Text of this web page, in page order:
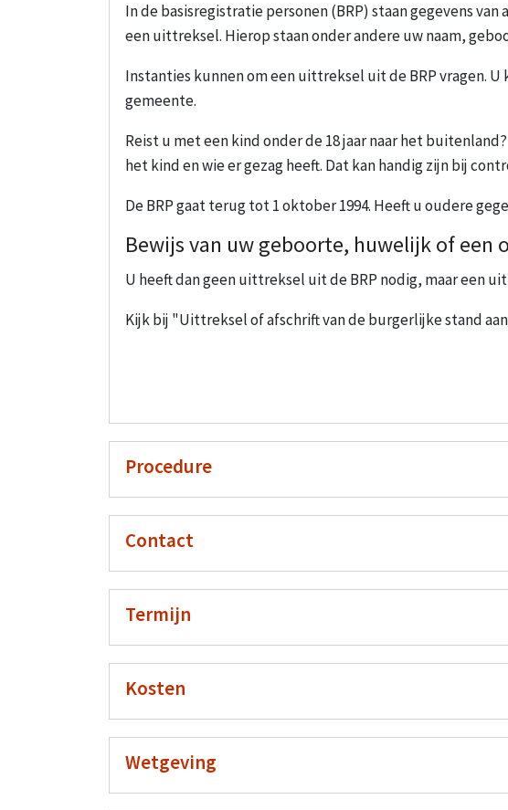
In de basisregistratie personen (BRP) staan gegevens
een uittreksel. Hierop staan onder andere uw naam,
Instanties kunnen om een uittreksel uit de BRP vragen.
gemeente.
Reist u met een kind onder de 18 jaar naar het
het kind en wie er gezag heeft. Dat kan handig zijn bij
De BRP gaat terug tot 1 oktober 1994. Heeft u oudere
Bewijs van uw geboorte, huwelijk of een
U heeft dan geen uittreksel uit de BRP nodig, maar een
Kijk bij "Uittreksel of afschrift van de burgerlijke stand
Procedure
Contact
Termijn
Kosten
Wetgeving